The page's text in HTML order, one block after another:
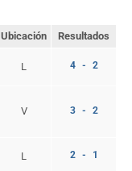
Ubicación
Resultados
L 4 - 2
V 3 - 2
L 2 - 1